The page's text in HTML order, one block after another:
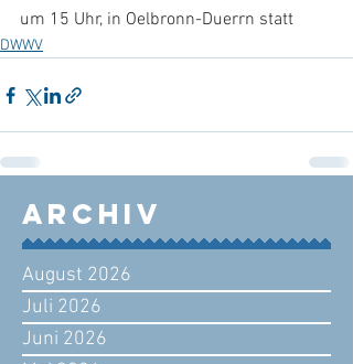
um 15 Uhr, in Oelbronn-Duerrn statt
DWWV
Archiv
August 2026
Juli 2026
Juni 2026